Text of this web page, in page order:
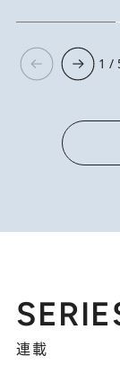
1 /
連載